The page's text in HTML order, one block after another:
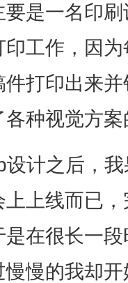
是一名印
印工作，因
件打印出来
种视觉方
设计之后，
上线而已
是在很长一
慢的我却